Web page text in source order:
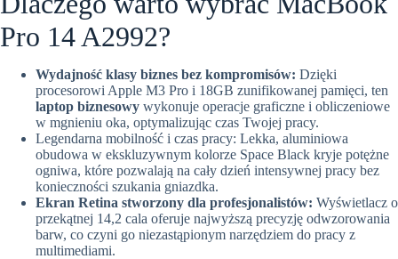
Pro 14 A2992?
Wydajność klasy biznes bez kompromisów: Dzięki
procesorowi Apple M3 Pro i 18GB zunifikowanej pamięci, ten
laptop biznesowy wykonuje operacje graficzne i obliczeniowe
w mgnieniu oka, optymalizując czas Twojej pracy.
Legendarna mobilność i czas pracy: Lekka, aluminiowa
obudowa w ekskluzywnym kolorze Space Black kryje potężne
ogniwa, które pozwalają na cały dzień intensywnej pracy bez
konieczności szukania gniazdka.
Ekran Retina stworzony dla profesjonalistów: Wyświetlacz o
przekątnej 14,2 cala oferuje najwyższą precyzję odwzorowania
barw, co czyni go niezastąpionym narzędziem do pracy z
multimediami.